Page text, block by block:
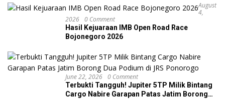
August
4,
2026 0 Comment
Hasil Kejuaraan IMB Open Road Race
Bojonegoro 2026
June 22, 2026 0 Comment
Terbukti Tangguh! Jupiter 5TP Milik Bintang
Cargo Nabire Garapan Patas Jatim Borong